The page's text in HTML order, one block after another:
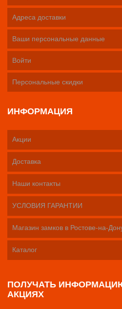
Адреса доставки
Ваши персональные данные
Войти
Персональные скидки
ИНФОРМАЦИЯ
Акции
Доставка
Наши контакты
УСЛОВИЯ ГАРАНТИИ
Магазин замков в Ростове-на-
Каталог
ПОЛУЧАТЬ
АКЦИЯХ